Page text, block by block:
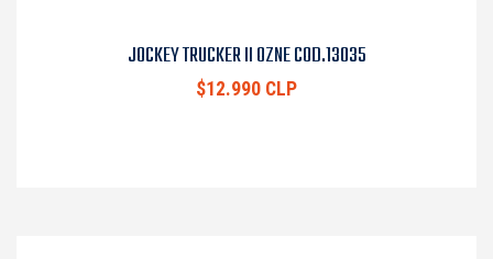
JOCKEY TRUCKER II OZNE COD.13035
$12.990 CLP